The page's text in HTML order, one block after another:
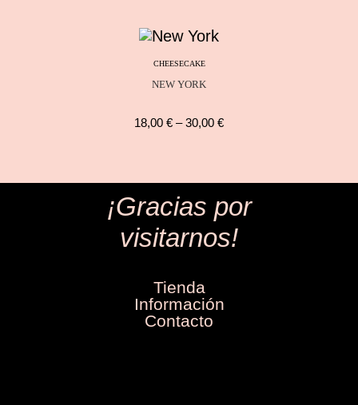
CHEESECAKE
NEW YORK
18,00 € –30,00 €
¡Gracias por
visitarnos!
Tienda
Información
Contacto